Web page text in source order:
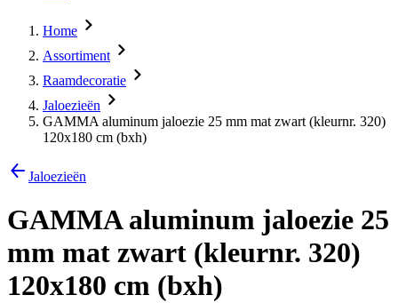
Home
Assortiment
Raamdecoratie
Jaloezieën
GAMMA aluminum jaloezie 25 mm mat zwart (kleurnr. 320)
120x180 cm (bxh)
Jaloezieën
GAMMA aluminum jaloezie 25
mm mat zwart (kleurnr. 320)
120x180 cm (bxh)